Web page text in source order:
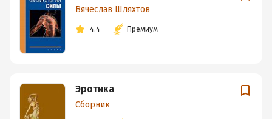
Вячеслав Шляхтов
4.4 Премиум
Эротика
Сборник